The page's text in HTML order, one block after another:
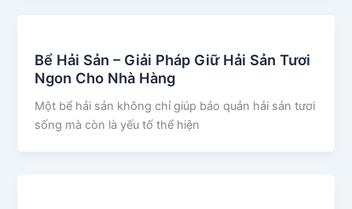
Bể Hải Sản – Giải Pháp Giữ Hải Sản Tươi
Ngon Cho Nhà Hàng
Một bể hải sản không chỉ giúp bảo quản hải sản tươi
sống mà còn là yếu tố thể hiện